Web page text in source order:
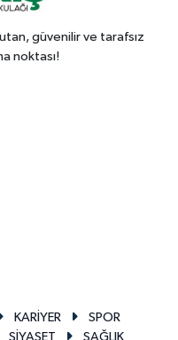
güvenilir ve tarafsız
noktası!
KARİYER
SPOR
SİYASET SAĞLIK